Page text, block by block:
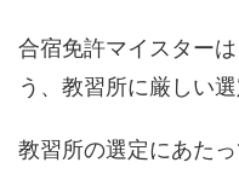
合宿免許マイスター
う、教習所に厳しい
教習所の選定にあた